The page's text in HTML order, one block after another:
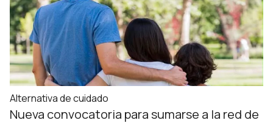
Alternativa de cuidado
Nueva convocatoria para sumarse a la red de